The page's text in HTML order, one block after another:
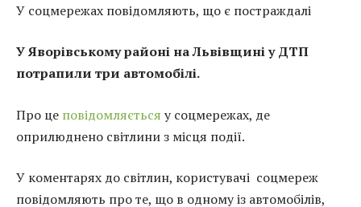
У соцмережах повідомляють, що є постраждалі
У Яворівському районі на Львівщині у ДТП
потрапили три автомобілі.
Про це повідомляється у соцмережах, де
оприлюднено світлини з місця події.
У коментарях до світлин, користувачі соцмереж
повідомляють про те, що в одному із автомобілів,